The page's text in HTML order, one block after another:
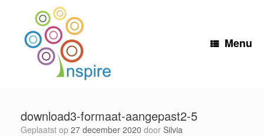
Menu
download3-formaat-aangepast2-5
Geplaatst op 27 december 2020 door Silvia